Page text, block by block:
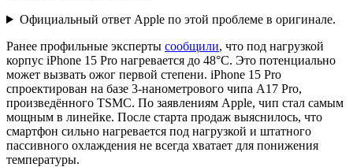
Официальный ответ Apple по этой проблеме в оригинале.
Ранее профильные эксперты сообщили, что под нагрузкой
корпус iPhone 15 Pro нагревается до 48°C. Это потенциально
может вызвать ожог первой степени. iPhone 15 Pro
спроектирован на базе 3-нанометрового чипа A17 Pro,
произведённого TSMC. По заявлениям Apple, чип стал самым
мощным в линейке. После старта продаж выяснилось, что
смартфон сильно нагревается под нагрузкой и штатного
пассивного охлаждения не всегда хватает для понижения
температуры.